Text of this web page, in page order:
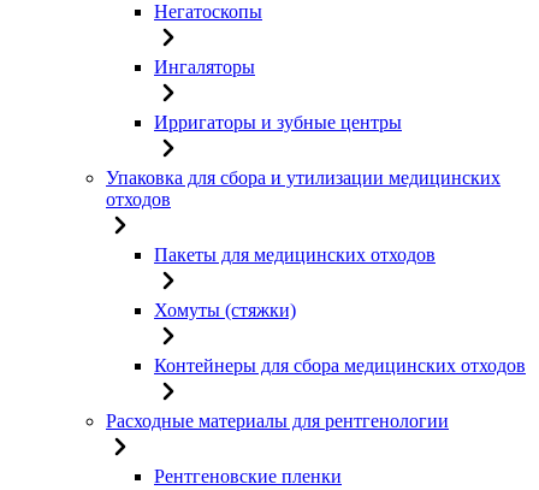
Негатоскопы
Ингаляторы
Ирригаторы и зубные центры
Упаковка для сбора и утилизации медицинских
отходов
Пакеты для медицинских отходов
Хомуты (стяжки)
Контейнеры для сбора медицинских отходов
Расходные материалы для рентгенологии
Рентгеновские пленки